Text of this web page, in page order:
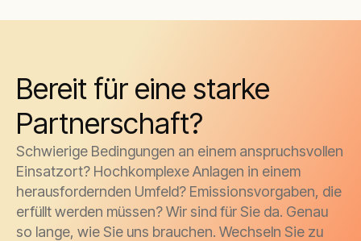
Bereit für eine starke
Partnerschaft?
Schwierige Bedingungen an einem anspruchsvollen
Einsatzort? Hochkomplexe Anlagen in einem
herausfordernden Umfeld? Emissionsvorgaben, die
erfüllt werden müssen? Wir sind für Sie da. Genau
so lange, wie Sie uns brauchen. Wechseln Sie zu